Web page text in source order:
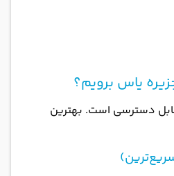
یاس برویم؟
دسترسی است. بهترین